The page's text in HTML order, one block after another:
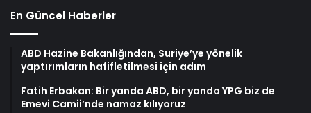
En Güncel Haberler
ABD Hazine Bakanlığından, Suriye’ye yönelik
yaptırımların hafifletilmesi için adım
Fatih Erbakan: Bir yanda ABD, bir yanda YPG biz de
Emevi Camii’nde namaz kılıyoruz